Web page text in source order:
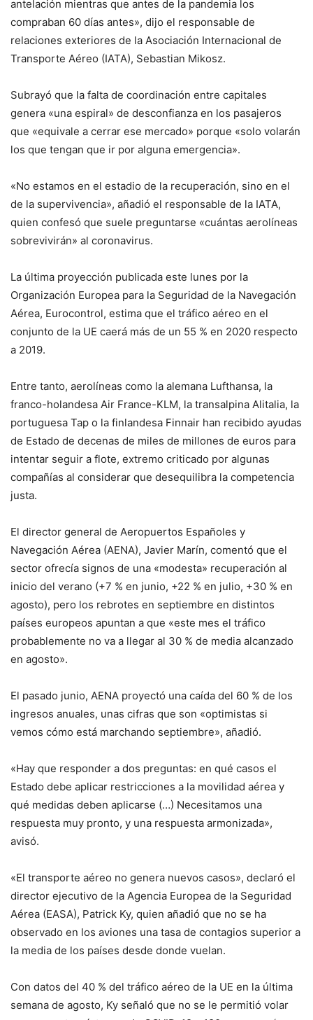
antelación mientras que antes de la pandemia los
compraban 60 días antes», dijo el responsable de
relaciones exteriores de la Asociación Internacional de
Transporte Aéreo (IATA), Sebastian Mikosz.
Subrayó que la falta de coordinación entre capitales
genera «una espiral» de desconfianza en los pasajeros
que «equivale a cerrar ese mercado» porque «solo volarán
los que tengan que ir por alguna emergencia».
«No estamos en el estadio de la recuperación, sino en el
de la supervivencia», añadió el responsable de la IATA,
quien confesó que suele preguntarse «cuántas aerolíneas
sobrevivirán» al coronavirus.
La última proyección publicada este lunes por la
Organización Europea para la Seguridad de la Navegación
Aérea, Eurocontrol, estima que el tráfico aéreo en el
conjunto de la UE caerá más de un 55 % en 2020 respecto
a 2019.
Entre tanto, aerolíneas como la alemana Lufthansa, la
franco-holandesa Air France-KLM, la transalpina Alitalia, la
portuguesa Tap o la finlandesa Finnair han recibido ayudas
de Estado de decenas de miles de millones de euros para
intentar seguir a flote, extremo criticado por algunas
compañías al considerar que desequilibra la competencia
justa.
El director general de Aeropuertos Españoles y
Navegación Aérea (AENA), Javier Marín, comentó que el
sector ofrecía signos de una «modesta» recuperación al
inicio del verano (+7 % en junio, +22 % en julio, +30 % en
agosto), pero los rebrotes en septiembre en distintos
países europeos apuntan a que «este mes el tráfico
probablemente no va a llegar al 30 % de media alcanzado
en agosto».
El pasado junio, AENA proyectó una caída del 60 % de los
ingresos anuales, unas cifras que son «optimistas si
vemos cómo está marchando septiembre», añadió.
«Hay que responder a dos preguntas: en qué casos el
Estado debe aplicar restricciones a la movilidad aérea y
qué medidas deben aplicarse (…) Necesitamos una
respuesta muy pronto, y una respuesta armonizada»,
avisó.
«El transporte aéreo no genera nuevos casos», declaró el
director ejecutivo de la Agencia Europea de la Seguridad
Aérea (EASA), Patrick Ky, quien añadió que no se ha
observado en los aviones una tasa de contagios superior a
la media de los países desde donde vuelan.
Con datos del 40 % del tráfico aéreo de la UE en la última
semana de agosto, Ky señaló que no se le permitió volar